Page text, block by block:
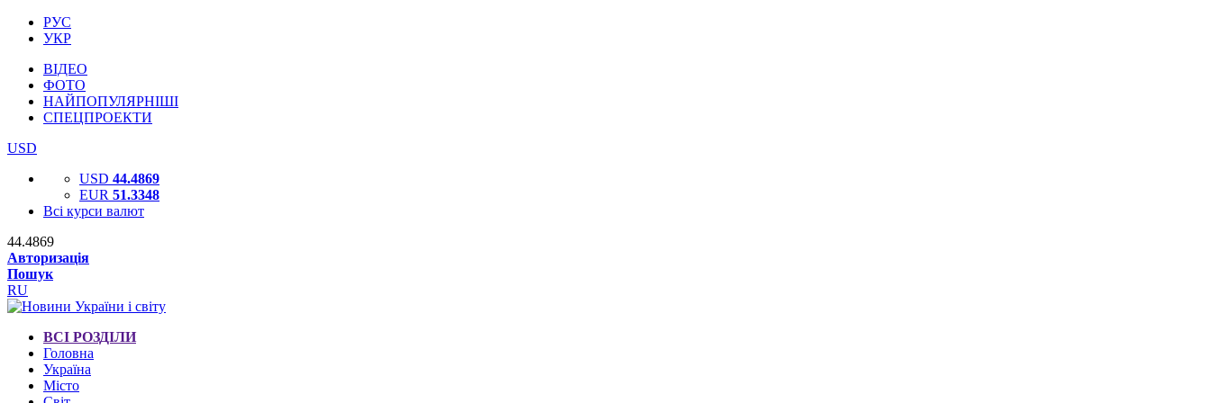
РУС
УКР
ВІДЕО
ФОТО
НАЙПОПУЛЯРНІШІ
СПЕЦПРОЕКТИ
USD
USD 44.4869
EUR 51.3348
Всі курси валют
44.4869
Авторизація
Пошук
RU
ВСІ РОЗДІЛИ
Головна
Україна
Місто